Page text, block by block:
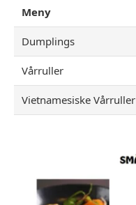
Meny
Dumplings
Vårruller
Vietnamesiske Vårruller